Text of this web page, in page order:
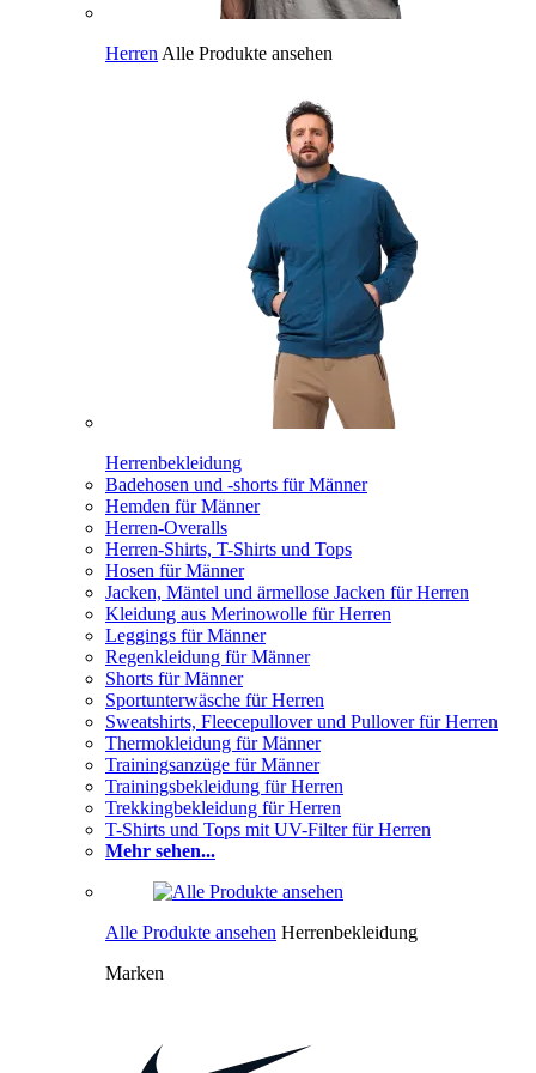
Herren Alle Produkte ansehen
Herrenbekleidung
Badehosen und -shorts für Männer
Hemden für Männer
Herren-Overalls
Herren-Shirts, T-Shirts und Tops
Hosen für Männer
Jacken, Mäntel und ärmellose Jacken für Herren
Kleidung aus Merinowolle für Herren
Leggings für Männer
Regenkleidung für Männer
Shorts für Männer
Sportunterwäsche für Herren
Sweatshirts, Fleecepullover und Pullover für Herren
Thermokleidung für Männer
Trainingsanzüge für Männer
Trainingsbekleidung für Herren
Trekkingbekleidung für Herren
T-Shirts und Tops mit UV-Filter für Herren
Mehr sehen...
Alle Produkte ansehen Herrenbekleidung
Marken